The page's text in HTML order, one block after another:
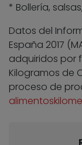
* Bollería,
Datos del
España 2017
adquiridos por
Kilogramos de
proceso de